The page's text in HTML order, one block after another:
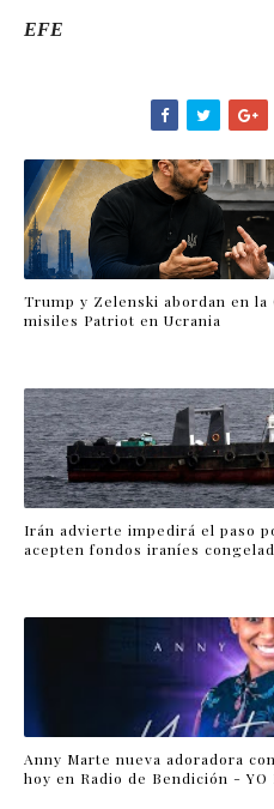
EFE
Trump y Zelenski abordan en la
misiles Patriot en Ucrania
Irán advierte impedirá el paso
acepten fondos iraníes
Anny Marte nueva adoradora
hoy en Radio de Bendición - YO